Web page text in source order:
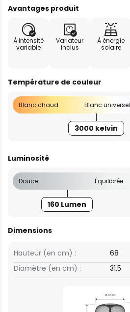
Avantages produit
À intensité
variable
Variateur
inclus
À énergie
solaire
Température de couleur
Blanc chaud Blanc universel
3000 kelvin
Luminosité
Douce Équilibrée
160 Lumen
Dimensions
Hauteur (en cm) :
68
Diamètre (en cm) :
31,5